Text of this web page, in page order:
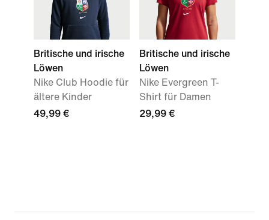
Britische und irische
Löwen
Nike Club Hoodie für
ältere Kinder
49,99 €
Britische und irische
Löwen
Nike Evergreen T-
Shirt für Damen
29,99 €